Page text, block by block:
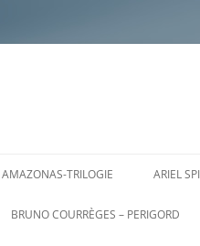
AMAZONAS-TRILOGIE ARIEL
BRUNO COURRÈGES – PERIGORD